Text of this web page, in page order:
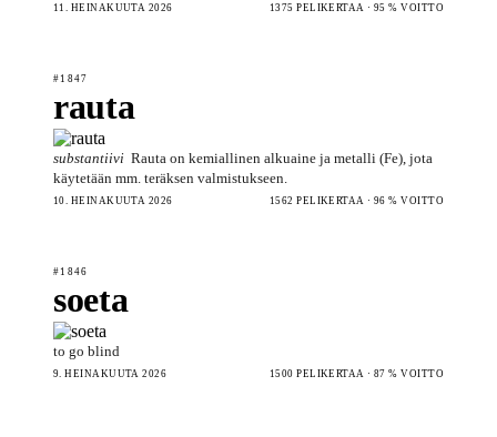
11. HEINÄKUUTA 2026 1375 PELIKERTAA · 95 % VOITTO
#1847
rauta
substantiivi Rauta on kemiallinen alkuaine ja metalli (Fe), jota
käytetään mm. teräksen valmistukseen.
10. HEINÄKUUTA 2026 1562 PELIKERTAA · 96 % VOITTO
#1846
soeta
to go blind
9. HEINÄKUUTA 2026 1500 PELIKERTAA · 87 % VOITTO